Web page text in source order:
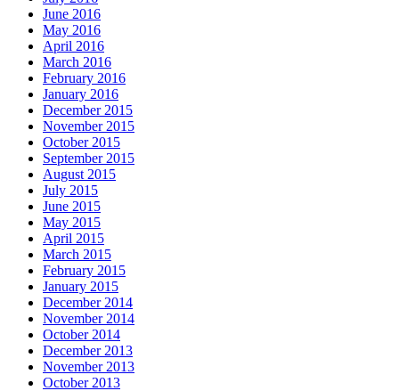
June 2016
May 2016
April 2016
March 2016
February 2016
January 2016
December 2015
November 2015
October 2015
September 2015
August 2015
July 2015
June 2015
May 2015
April 2015
March 2015
February 2015
January 2015
December 2014
November 2014
October 2014
December 2013
November 2013
October 2013